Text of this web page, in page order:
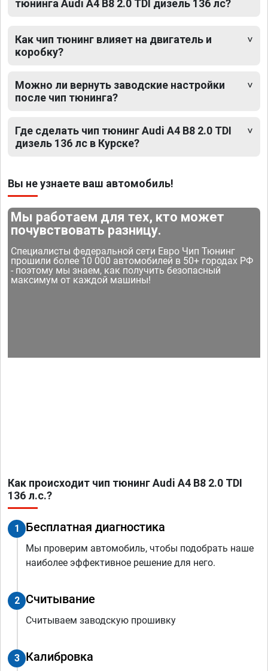
тюнинга Audi A4 B8 2.0 TDI дизель 136 лс?
Как чип тюнинг влияет на двигатель и
коробку?
Можно ли вернуть заводские настройки
после чип тюнинга?
Где сделать чип тюнинг Audi A4 B8 2.0 TDI
дизель 136 лс в Курске?
Вы не узнаете ваш автомобиль!
Мы работаем для тех, кто может
почувствовать разницу.
Специалисты федеральной сети Евро Чип Тюнинг
прошили более 10 000 автомобилей в 50+ городах РФ
- поэтому мы знаем, как получить безопасный
максимум от каждой машины!
Как происходит чип тюнинг Audi A4 B8 2.0 TDI
136 л.с.?
1 Бесплатная диагностика
Мы проверим автомобиль, чтобы подобрать наше
наиболее эффективное решение для него.
2 Считывание
Считываем заводскую прошивку
3 Калибровка